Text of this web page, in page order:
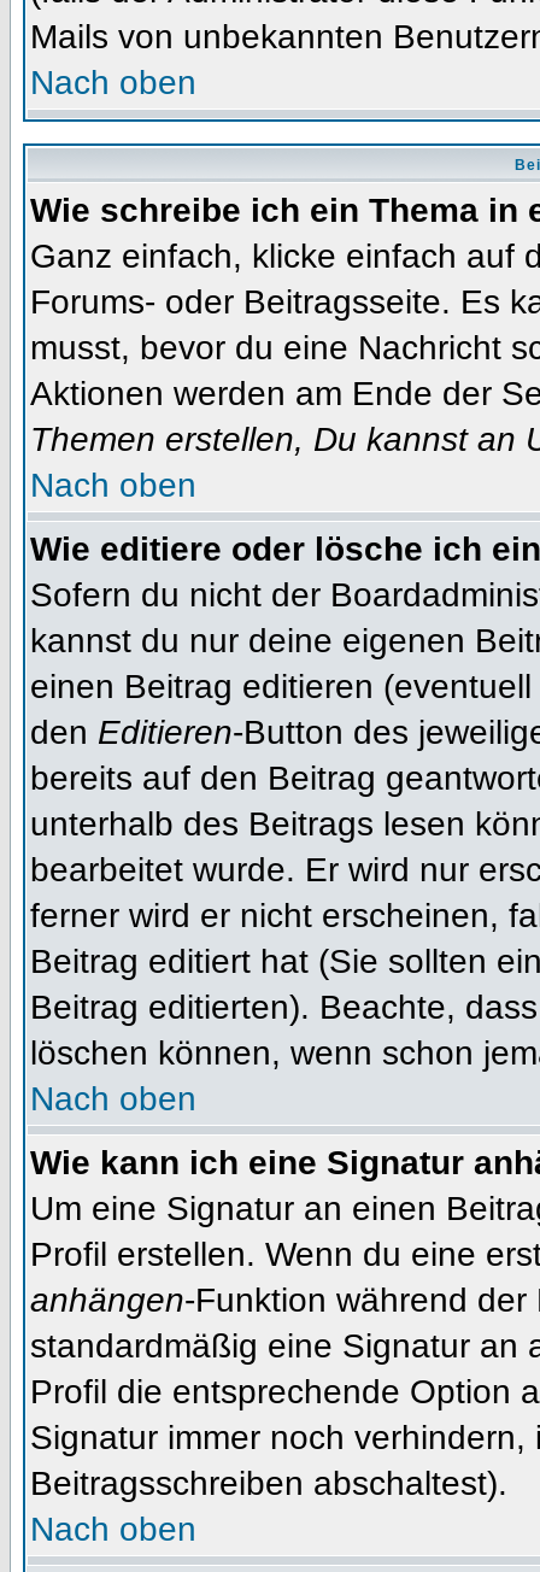
Mails von unbekannten
Nach oben
Wie schreibe ich ein Thema in
Ganz einfach, klicke einfach auf
Forums- oder Beitragsseite. Es
musst, bevor du eine Nachricht
Aktionen werden am Ende der
Themen erstellen, Du kannst an
Nach oben
Wie editiere oder lösche ich
Sofern du nicht der
kannst du nur deine eigenen
einen Beitrag editieren
den Editieren-Button des
bereits auf den Beitrag
unterhalb des Beitrags lesen
bearbeitet wurde. Er wird nur
ferner wird er nicht erscheinen,
Beitrag editiert hat (Sie sollten
Beitrag editierten). Beachte,
löschen können, wenn schon
Nach oben
Wie kann ich eine Signatur
Um eine Signatur an einen
Profil erstellen. Wenn du eine
anhängen-Funktion während
standardmäßig eine Signatur an
Profil die entsprechende Option
Signatur immer noch
Beitragsschreiben abschaltest).
Nach oben